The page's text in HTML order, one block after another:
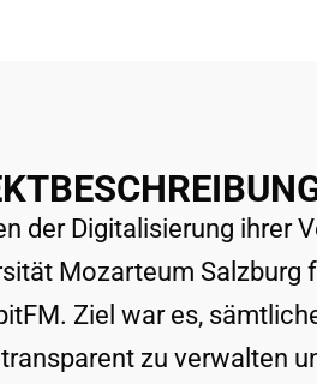
der Digitalisierung ihrer
Mozarteum Salzburg
Ziel war es,
zu verwalten